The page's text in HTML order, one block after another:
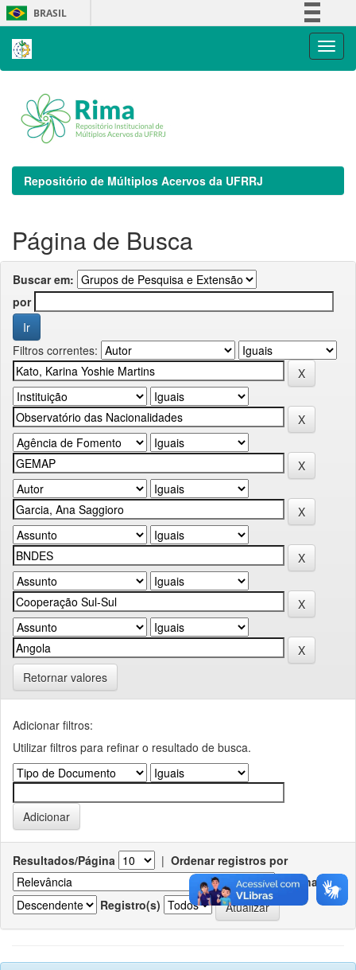
Skip
navigation
BRASIL
Repositório de Múltiplos Acervos da UFRRJ
Página de Busca
Buscar em:
por
Filtros correntes:
Retornar valores
Adicionar filtros:
Utilizar filtros para refinar o resultado de busca.
Resultados/Página | Ordenar registros por
Ordenar
Registro(s)